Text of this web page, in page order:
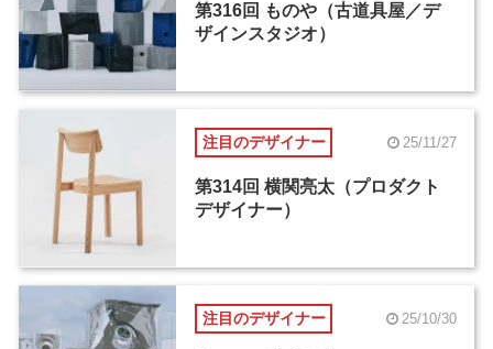
第316回 ものや（古道具屋／デ
ザインスタジオ）
注目のデザイナー 25/11/27
第314回 横関亮太（プロダクト
デザイナー）
注目のデザイナー 25/10/30